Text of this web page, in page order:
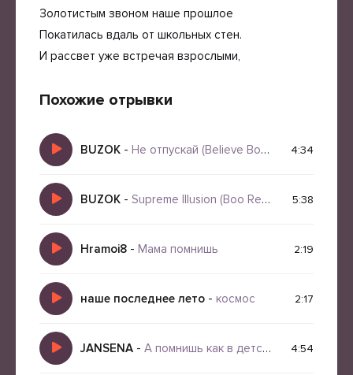
Золотистым звоном наше прошлое
Покатилась вдаль от школьных стен.
И рассвет уже встречая взрослыми,
Похожие отрывки
BUZOK - Не отпускай (Believe Boo 2026 Remix) 4:34
BUZOK - Supreme Illusion (Boo Remix 2026) 5:38
Hramoi8 - Мама помнишь 2:19
наше последнее лето - космос 2:17
JANSENA - А помнишь как в детстве батя 4:54